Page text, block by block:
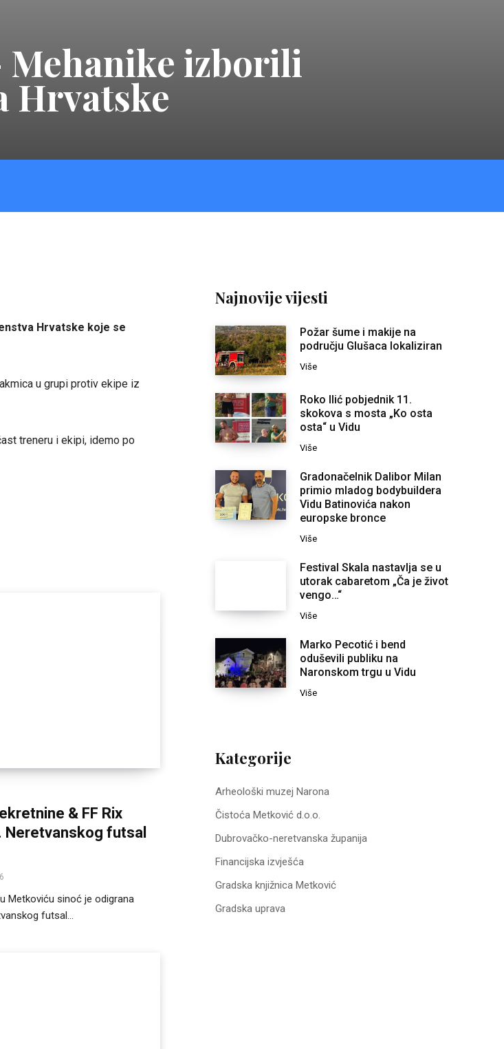
Mehanike izborili
Hrvatske
Hrvatske koje se
u grupi protiv ekipe iz
treneru i ekipi, idemo po
& FF Rix
Neretvanskog futsal
Metkoviću sinoć je odigrana
futsal...
Najnovije vijesti
Požar šume i makije na
području Glušaca lokaliziran
Više
Roko Ilić pobjednik 11.
skokova s mosta „Ko osta
osta“ u Vidu
Više
Gradonačelnik Dalibor Milan
primio mladog bodybuildera
Vidu Batinovića nakon
europske bronce
Više
Festival Skala nastavlja se u
utorak cabaretom „Ča je život
vengo…“
Više
Marko Pecotić i bend
oduševili publiku na
Naronskom trgu u Vidu
Više
Kategorije
Arheološki muzej Narona
Čistoća Metković d.o.o.
Dubrovačko-neretvanska županija
Financijska izvješća
Gradska knjižnica Metković
Gradska uprava